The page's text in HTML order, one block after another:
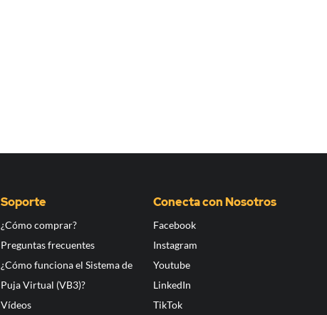
Soporte
¿Cómo comprar?
Preguntas frecuentes
¿Cómo funciona el Sistema de
Puja Virtual (VB3)?
Vídeos
Conecta con Nosotros
Facebook
Instagram
Youtube
LinkedIn
TikTok